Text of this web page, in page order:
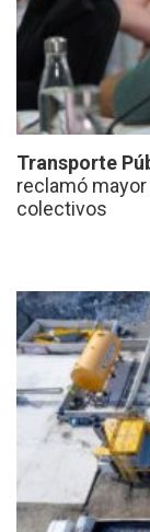
Transporte
reclamó
colectivos